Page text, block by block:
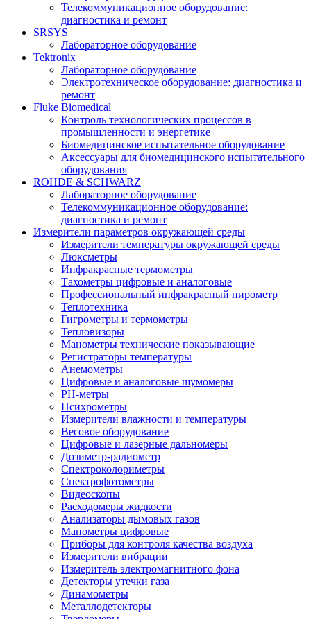
Телекоммуникационное оборудование:
диагностика и ремонт
SRSYS
Лабораторное оборудование
Tektronix
Лабораторное оборудование
Электротехническое оборудование: диагностика и
ремонт
Fluke Biomedical
Контроль технологических процессов в
промышленности и энергетике
Биомедицинское испытательное оборудование
Аксессуары для биомедицинского испытательного
оборудования
ROHDE & SCHWARZ
Лабораторное оборудование
Телекоммуникационное оборудование:
диагностика и ремонт
Измерители параметров окружающей среды
Измерители температуры окружающей среды
Люксметры
Инфракрасные термометры
Тахометры цифровые и аналоговые
Профессиональный инфракрасный пирометр
Теплотехника
Гигрометры и термометры
Тепловизоры
Манометры технические показывающие
Регистраторы температуры
Анемометры
Цифровые и аналоговые шумомеры
PH-метры
Психрометры
Измерители влажности и температуры
Весовое оборудование
Цифровые и лазерные дальномеры
Дозиметр-радиометр
Спектроколориметры
Спектрофотометры
Видеоскопы
Расходомеры жидкости
Анализаторы дымовых газов
Манометры цифровые
Приборы для контроля качества воздуха
Измерители вибрации
Измеритель электромагнитного фона
Детекторы утечки газа
Динамометры
Металлодетекторы